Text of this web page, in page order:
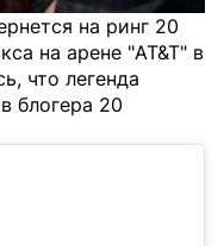
на ринг 20
на арене "AT&T" в
что легенда
блогера 20